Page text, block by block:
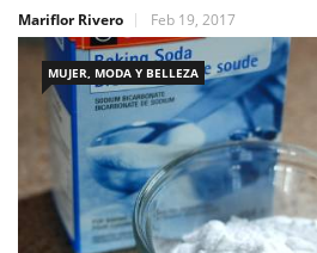
Mariflor Rivero
Feb 19, 2017
MUJER, MODA Y BELLEZA